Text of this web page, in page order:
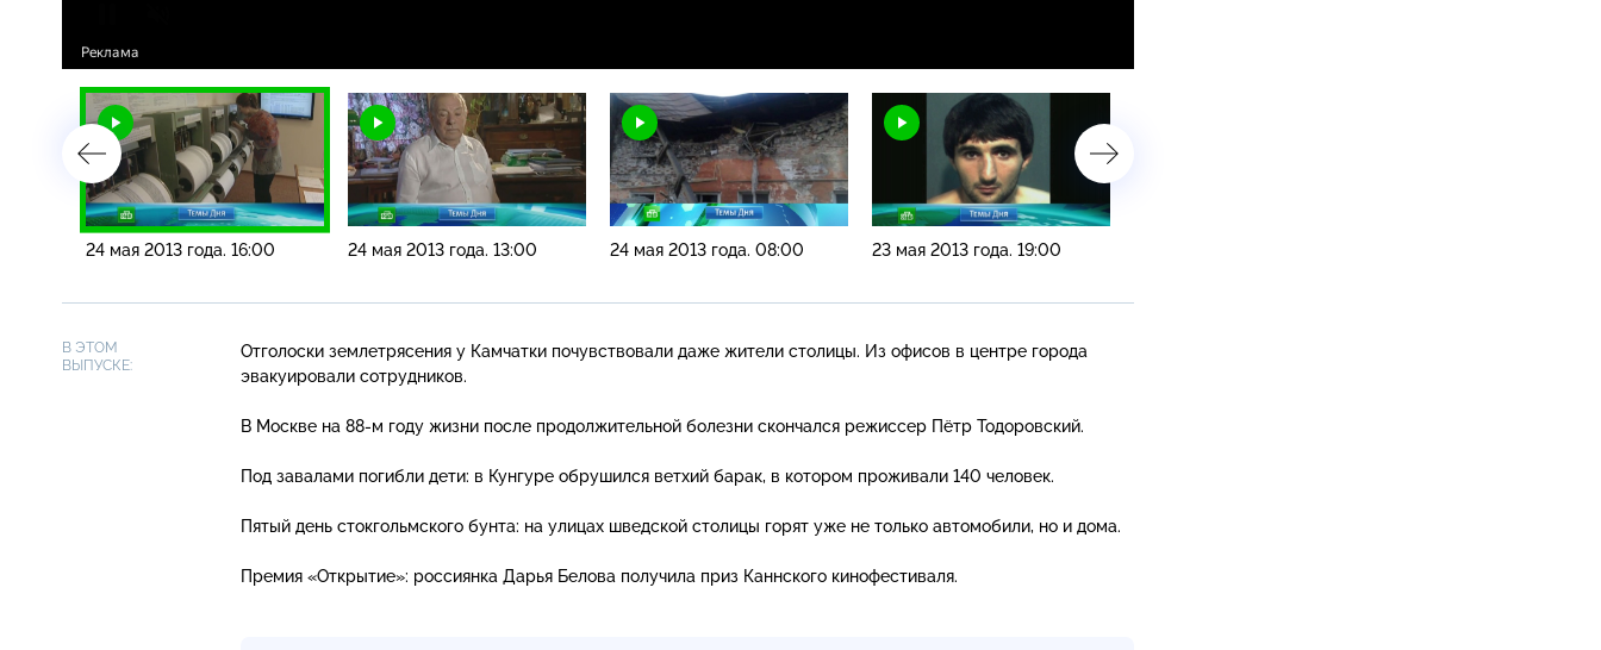
24 мая 2013 года. 16:00 24 мая 2013 года. 13:00 24 мая 2013 года. 08:00 23 мая 2013 года. 19:00
В ЭТОМ
ВЫПУСКЕ:
Отголоски землетрясения у Камчатки почувствовали даже жители столицы. Из офисов в центре города
эвакуировали сотрудников.
В Москве на 88-м году жизни после продолжительной болезни скончался режиссер Пётр Тодоровский.
Под завалами погибли дети: в Кунгуре обрушился ветхий барак, в котором проживали 140 человек.
Пятый день стокгольмского бунта: на улицах шведской столицы горят уже не только автомобили, но и дома.
Премия «Открытие»: россиянка Дарья Белова получила приз Каннского кинофестиваля.